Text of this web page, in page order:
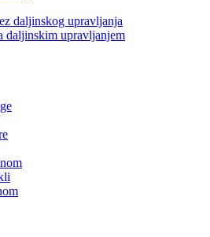
daljinskog upravljanja
daljinskim upravljanjem